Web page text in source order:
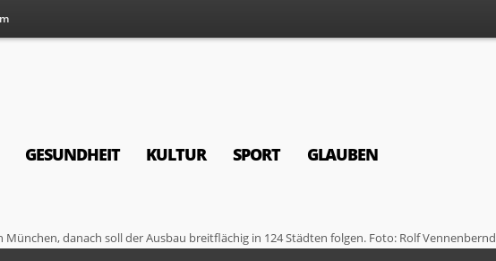
GESUNDHEIT KULTUR SPORT GLAUBEN
danach soll der Ausbau breitflächig in 124 Städten folgen. Foto: Rolf Vennenbernd